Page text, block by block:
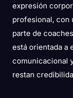
expresión
profesional, con
parte de
está orientada a
comunicacional
restan